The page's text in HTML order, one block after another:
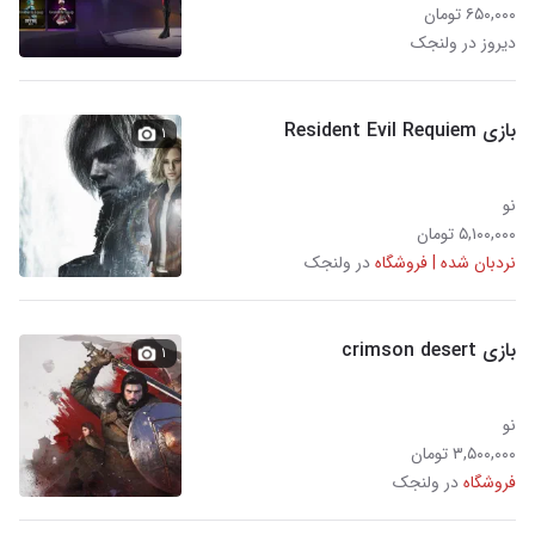
۶۵۰,۰۰۰ تومان
دیروز در ولنجک
بازی Resident Evil Requiem
نو
۵,۱۰۰,۰۰۰ تومان
نردبان شده | فروشگاهدر ولنجک
۱
بازی crimson desert
نو
۳,۵۰۰,۰۰۰ تومان
فروشگاهدر ولنجک
۱